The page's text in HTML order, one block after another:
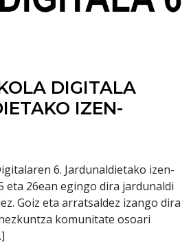
DIGITALA
IZEN-
6. Jardunaldietako izen-
eta 26ean egingo dira jardunaldi
Goiz eta arratsaldez izango dira
komunitate osoari